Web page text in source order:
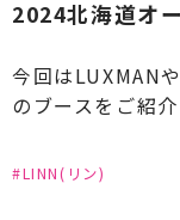
#Synergistic
#STAX(スタッ
#SFORZATO(ス
2024北海道オ
今回はLUXMAN
のブースをご紹介
#LINN(リン)